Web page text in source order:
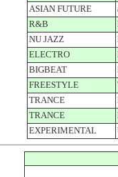
ASIAN FUTURE
R&B
NU JAZZ
ELECTRO
BIGBEAT
FREESTYLE
TRANCE
TRANCE
EXPERIMENTAL